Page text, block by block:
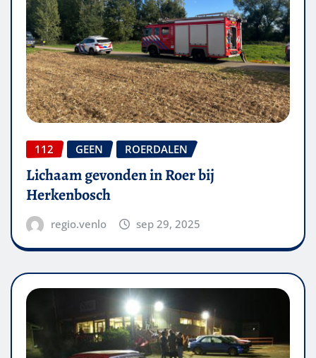
112 GEEN ROERDALEN
Lichaam gevonden in Roer bij
Herkenbosch
regio.venlo sep 29, 2025